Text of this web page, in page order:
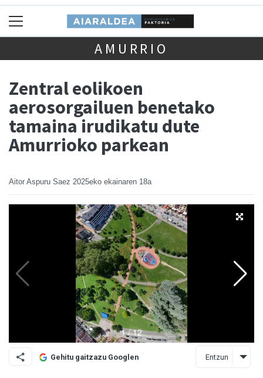
AMURRIO
Zentral eolikoen
aerosorgailuen benetako
tamaina irudikatu dute
Amurrioko parkean
Aitor Aspuru Saez 2025eko ekainaren 18a
Gehitu gaitzazu Googlen Entzun